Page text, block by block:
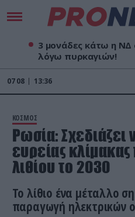
3 μονάδες κάτω η ΝΔ
λόγω πυρκαγιών!
07 08 13:36
ΚΟΣΜΟΣ
Ρωσία: Σχεδιάζει
ευρείας
λιθίου το 2030
Το λίθιο ένα μέταλλο
παραγωγή ηλεκτρικών